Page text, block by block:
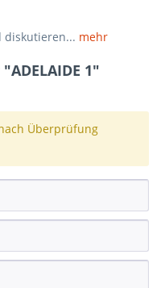
diskutieren... mehr
1"
Überprüfung